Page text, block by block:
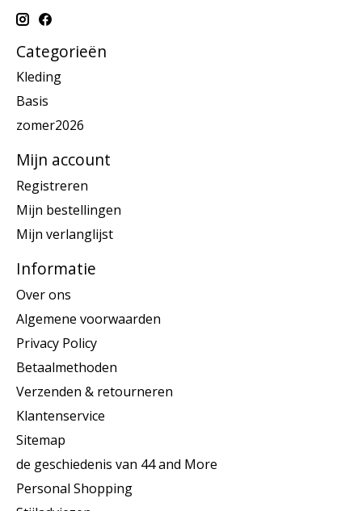
Categorieën
Kleding
Basis
zomer2026
Mijn account
Registreren
Mijn bestellingen
Mijn verlanglijst
Informatie
Over ons
Algemene voorwaarden
Privacy Policy
Betaalmethoden
Verzenden & retourneren
Klantenservice
Sitemap
de geschiedenis van 44 and More
Personal Shopping